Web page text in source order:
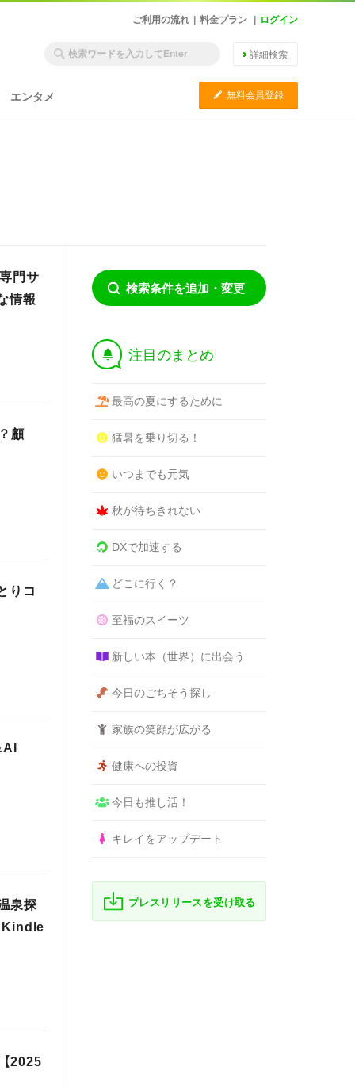
ご利用の流れ 料金プラン ログイン
詳細検索
エンタメ C 無料会員登録
門サ
情報
顧
りコ
泉探
Kindle
2025
検索条件を追加・変更
† 注目のまとめ
最高の夏にするために
猛暑を乗り切る！
いつまでも元気
秋が待ちきれない
DXで加速する
どこに行く？
至福のスイーツ
新しい本（世界）に出会う
今日のごちそう探し
家族の笑顔が広がる
健康への投資
今日も推し活！
キレイをアップデート
プレスリリースを受け取る